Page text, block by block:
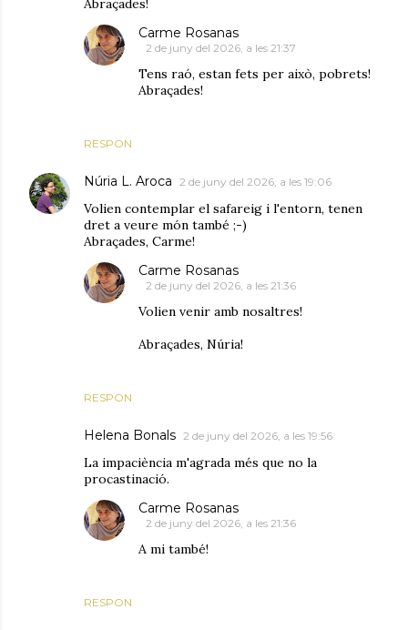
RESPON
Carme Rosanas
2 de juny del 2026, a les 21:37
Tens raó, estan fets per això, pobrets!
Abraçades!
Núria L. Aroca 2 de juny del 2026, a les 19:06
Volien contemplar el safareig i l'entorn, tenen
dret a veure món també ;-)
Abraçades, Carme!
RESPON
Carme Rosanas
2 de juny del 2026, a les 21:36
Volien venir amb nosaltres!
Abraçades, Núria!
Helena Bonals 2 de juny del 2026, a les 19:56
La impaciència m'agrada més que no la
procastinació.
RESPON
Carme Rosanas
2 de juny del 2026, a les 21:36
A mi també!